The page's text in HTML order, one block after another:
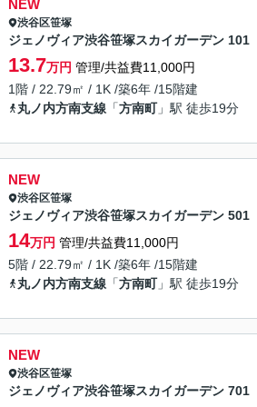
NEW
渋谷区笹塚
ジェノヴィア渋谷笹塚スカイガーデン 101
13.7万円 管理/共益費11,000円
1階 / 22.79㎡ / 1K /築6年 /15階建
丸ノ内方南支線 「方南町」駅 徒歩19分
NEW
渋谷区笹塚
ジェノヴィア渋谷笹塚スカイガーデン 501
14万円 管理/共益費11,000円
5階 / 22.79㎡ / 1K /築6年 /15階建
丸ノ内方南支線 「方南町」駅 徒歩19分
NEW
渋谷区笹塚
ジェノヴィア渋谷笹塚スカイガーデン 701